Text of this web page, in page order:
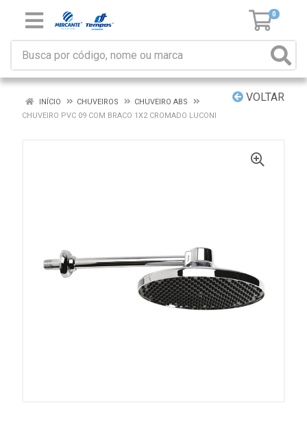
0
VOLTAR
INÍCIO CHUVEIROS
CHUVEIRO ABS
CHUVEIRO PVC 09 COM BRACO 1X2 CROMADO LUCONI